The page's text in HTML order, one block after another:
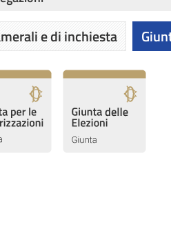
e di inchiesta